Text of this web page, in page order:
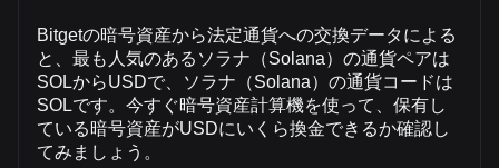
は過去24時間で +27.38% ($379,521,427.66 USD)変化して
おり、SOLの前日の取引量は$1,386,151,783.84でした。
Bitgetのソラナ（Solana）についての詳細情報
Solanaの価格
Bitgetの暗号資産から法定通貨への交換データによる
と、最も人気のあるソラナ（Solana）の通貨ペアは
SOLからUSDで、ソラナ（Solana）の通貨コードは
SOLです。今すぐ暗号資産計算機を使って、保有し
ている暗号資産がUSDにいくら換金できるか確認し
てみましょう。